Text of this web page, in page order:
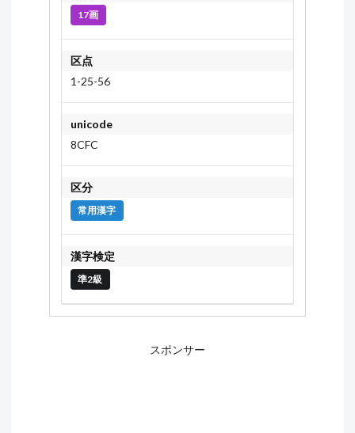
17画
区点
1-25-56
unicode
8CFC
区分
常用漢字
漢字検定
準2級
スポンサー